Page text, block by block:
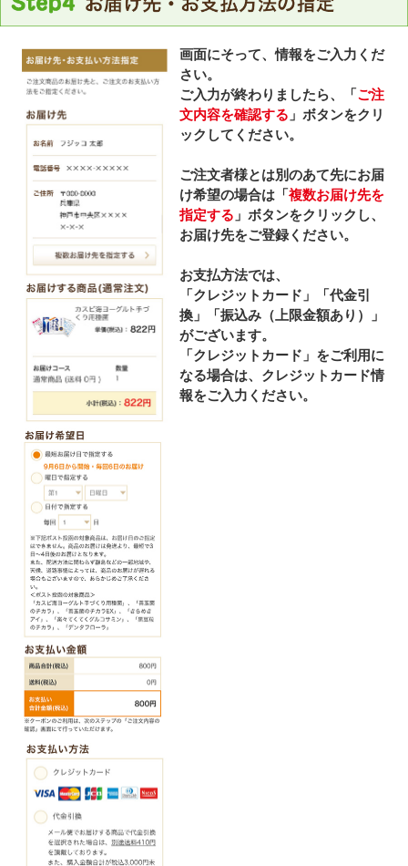
画面にそって、情報をご入力くだ
さい。
ご入力が終わりましたら、「ご注
文内容を確認する 」ボタンをクリ
ックしてください。
ご注文者様とは別のあて先にお届
け希望の場合は「複数お届け先を
指定する 」ボタンをクリックし、
お届け先をご登録ください。
お支払方法では、
「クレジットカード」「代金引
換」「振込み（上限金額あり）」
がございます。
「クレジットカード」をご利用に
なる場合は、クレジットカード情
報をご入力ください。